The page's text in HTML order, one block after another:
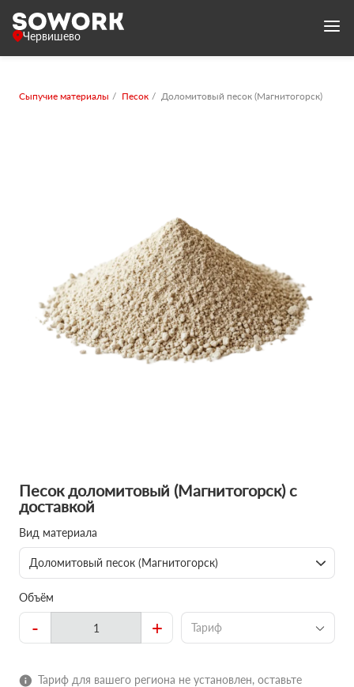
Червишево
Сыпучие материалы Песок Доломитовый песок (Магнитогорск)
Песок доломитовый (Магнитогорск) с
доставкой
Вид материала
Доломитовый песок (Магнитогорск)
Объём
- + Тариф
Тариф для вашего региона не установлен, оставьте